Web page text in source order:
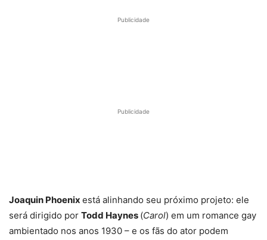
Publicidade
Publicidade
Joaquin Phoenix está alinhando seu próximo projeto: ele
será dirigido por Todd Haynes (Carol) em um romance gay
ambientado nos anos 1930 – e os fãs do ator podem